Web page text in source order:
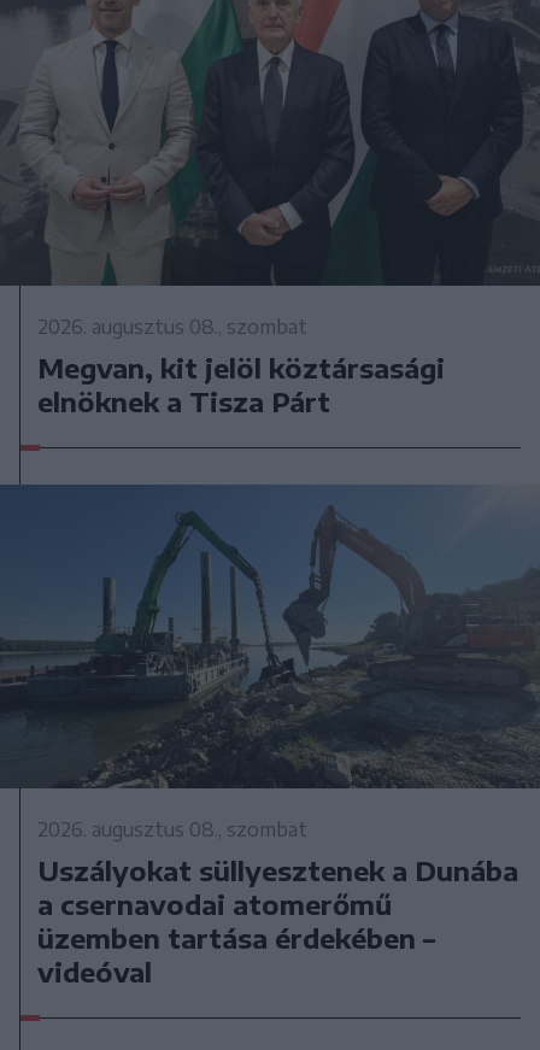
2026. augusztus 08., szombat
Megvan, kit jelöl köztársasági
elnöknek a Tisza Párt
2026. augusztus 08., szombat
Uszályokat süllyesztenek a Dunába
a csernavodai atomerőmű
üzemben tartása érdekében –
videóval